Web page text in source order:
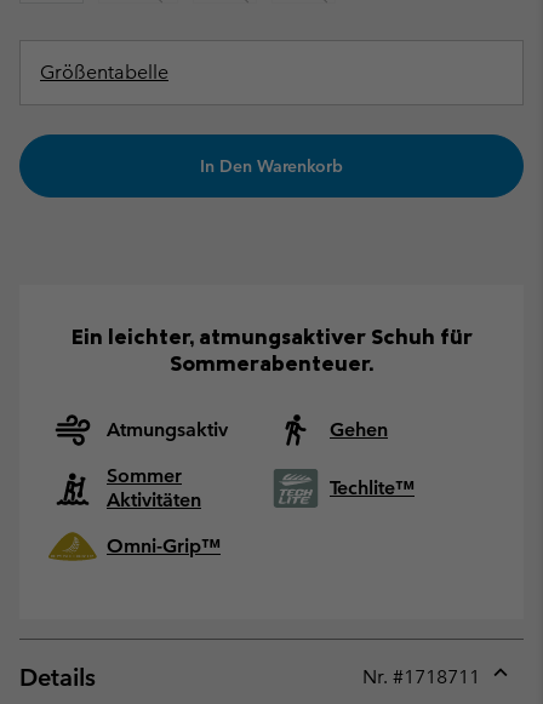
Größentabelle
In Den Warenkorb
Ein leichter, atmungsaktiver Schuh für
Sommerabenteuer.
Atmungsaktiv
Gehen
Sommer
Aktivitäten
Techlite™
Omni-Grip™
Details Nr. #1718711